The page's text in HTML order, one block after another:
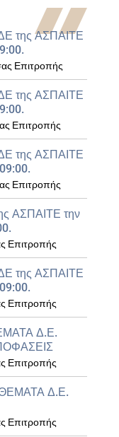
της ΑΣΠΑΙΤΕ
Επιτροπής
της ΑΣΠΑΙΤΕ
Επιτροπής
της ΑΣΠΑΙΤΕ
Επιτροπής
ΑΣΠΑΙΤΕ την
Επιτροπής
της ΑΣΠΑΙΤΕ
Επιτροπής
Δ.Ε.
Επιτροπής
ΘΕΜΑΤΑ Δ.Ε.
Επιτροπής